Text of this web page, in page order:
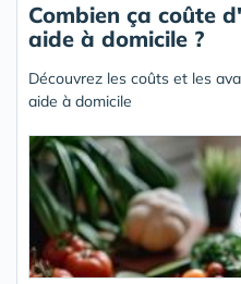
Combien ça coûte
aide à domicile ?
Découvrez les coûts et les
aide à domicile